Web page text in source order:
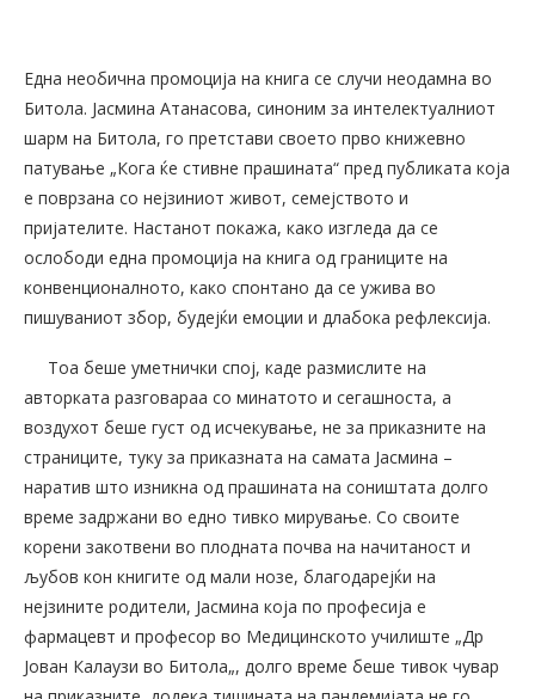
Една необична промоција на книга се случи неодамна во
Битола. Јасмина Атанасова, синоним за интелектуалниот
шарм на Битола, го претстави своето прво книжевно
патување „Кога ќе стивне прашината“ пред публиката која
е поврзана со нејзиниот живот, семејството и
пријателите. Настанот покажа, како изгледа да се
ослободи една промоција на книга од границите на
конвенционалното, како спонтано да се ужива во
пишуваниот збор, будејќи емоции и длабока рефлексија.
Тоа беше уметнички спој, каде размислите на
авторката разговараа со минатото и сегашноста, а
воздухот беше густ од исчекување, не за приказните на
страниците, туку за приказната на самата Јасмина –
наратив што изникна од прашината на соништата долго
време задржани во едно тивко мирување. Со своите
корени закотвени во плодната почва на начитаност и
љубов кон книгите од мали нозе, благодарејќи на
нејзините родители, Јасмина која по професија е
фармацевт и професор во Медицинското училиште „Др
Јован Калаузи во Битола„, долго време беше тивок чувар